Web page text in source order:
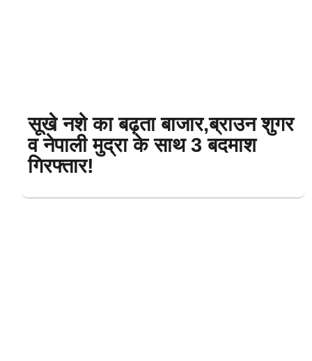
सूखे नशे का बढ़ता बाजार,ब्राउन शुगर
व नेपाली मुद्रा के साथ 3 बदमाश
गिरफ्तार!